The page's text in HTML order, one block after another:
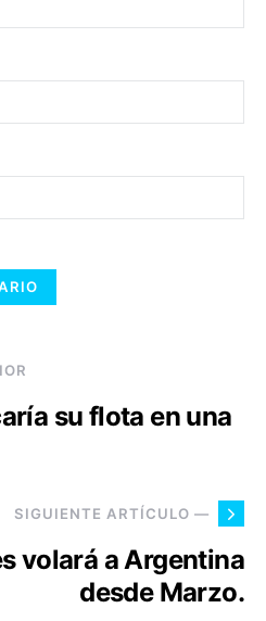
su flota en una
SIGUIENTE ARTÍCULO —
volará a Argentina
desde Marzo.